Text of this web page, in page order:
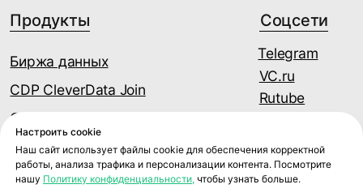
Настроить cookie
Наш сайт использует файлы cookie для обеспечения корректной
работы, анализа трафика и персонализации контента. Посмотрите
нашу Политику конфиденциальности, чтобы узнать больше.